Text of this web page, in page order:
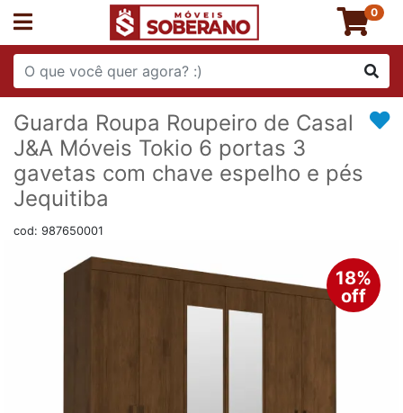
0
Guarda Roupa Roupeiro de Casal
J&A Móveis Tokio 6 portas 3
gavetas com chave espelho e pés
Jequitiba
cod: 987650001
18%
off